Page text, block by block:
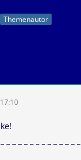
Themenautor